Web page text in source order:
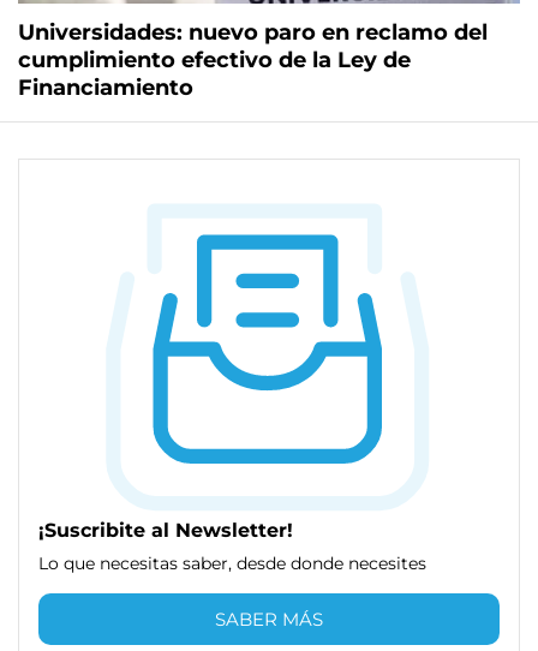
Universidades: nuevo paro en reclamo del
cumplimiento efectivo de la Ley de
Financiamiento
¡Suscribite al Newsletter!
Lo que necesitas saber, desde donde necesites
SABER MÁS